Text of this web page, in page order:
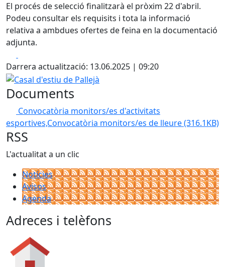
El procés de selecció finalitzarà el pròxim 22 d'abril.
Podeu consultar els requisits i tota la informació
relativa a ambdues ofertes de feina en la documentació
adjunta.
Darrera actualització: 13.06.2025 | 09:20
Casal d'estiu de Pallejà
Documents
Convocatòria monitors/es d'activitats
esportives,Convocatòria monitors/es de lleure(316.1KB)
RSS
L'actualitat a un clic
Notícies
Avisos
Agenda
Adreces i telèfons